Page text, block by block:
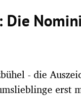
Die
- die
erst